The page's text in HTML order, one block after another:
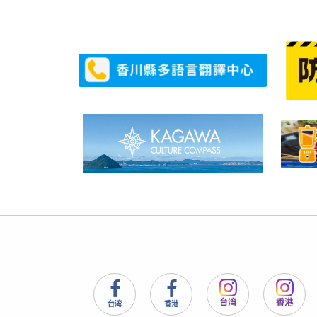
台湾 香港 台湾 香港